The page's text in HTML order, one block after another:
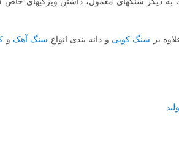
بر سنگ کوبی و دانه بندی انواع سنگ آهک و